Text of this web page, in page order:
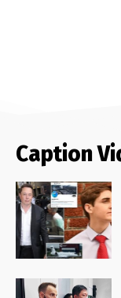
Caption